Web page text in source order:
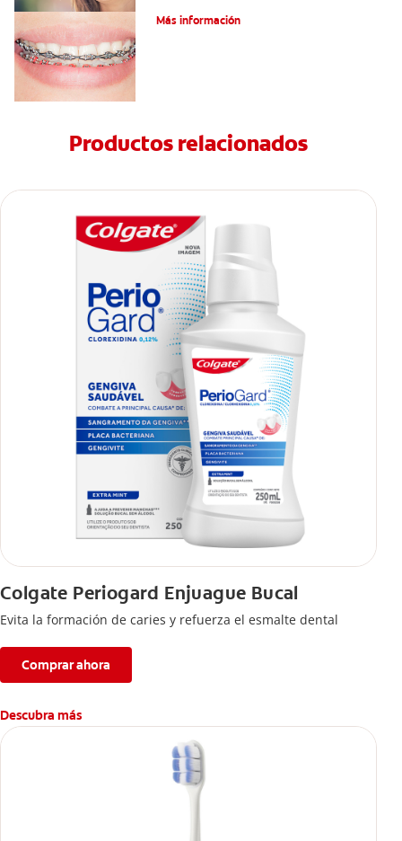
Más información
Productos relacionados
Colgate Periogard Enjuague Bucal
Evita la formación de caries y refuerza el esmalte dental
Comprar ahora
Descubra más